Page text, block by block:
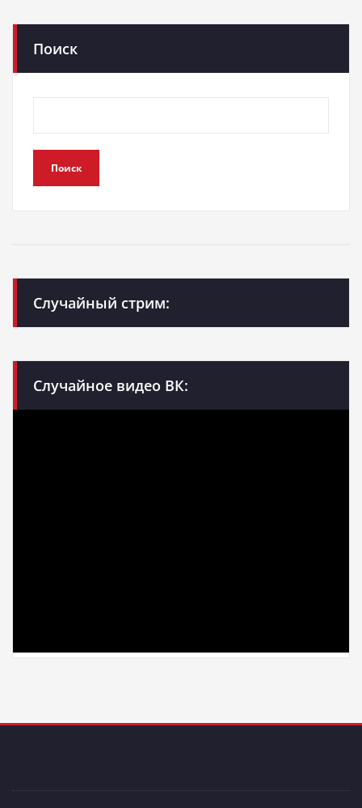
Поиск
Поиск
Случайный стрим:
Случайное видео ВК: